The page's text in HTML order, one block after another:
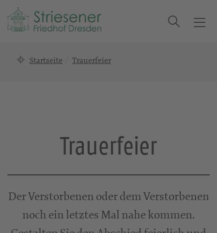
T
i
n
Suche
Startseite Trauerfeier
Trauerfeier
Der Verstorbenen oder dem Verstorbenen
noch ein letztes Mal nahe kommen.